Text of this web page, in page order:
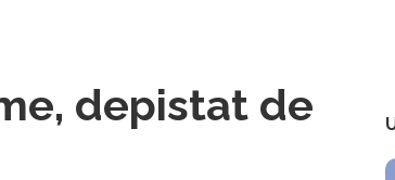
depistat de